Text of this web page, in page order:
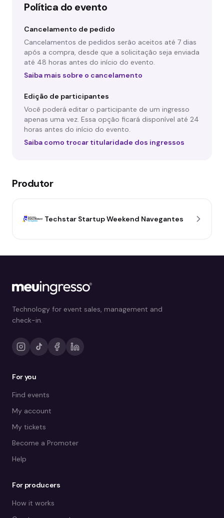
Política do evento
Cancelamento de pedido
Cancelamentos de pedidos serão aceitos até 7 dias
após a compra, desde que a solicitação seja enviada
até 48 horas antes do início do evento.
Saiba mais sobre o cancelamento
Edição de participantes
Você poderá editar o participante de um ingresso
apenas uma vez. Essa opção ficará disponível até 24
horas antes do início do evento.
Saiba como trocar titularidade dos ingressos
Produtor
Techstar Startup Weekend Navegantes
Technology for event sales, management and
check-in.
For you
Find events
My account
My tickets
Become a Promoter
Help
For producers
How it works